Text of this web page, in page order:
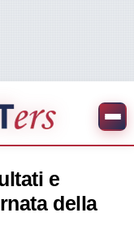
e
della